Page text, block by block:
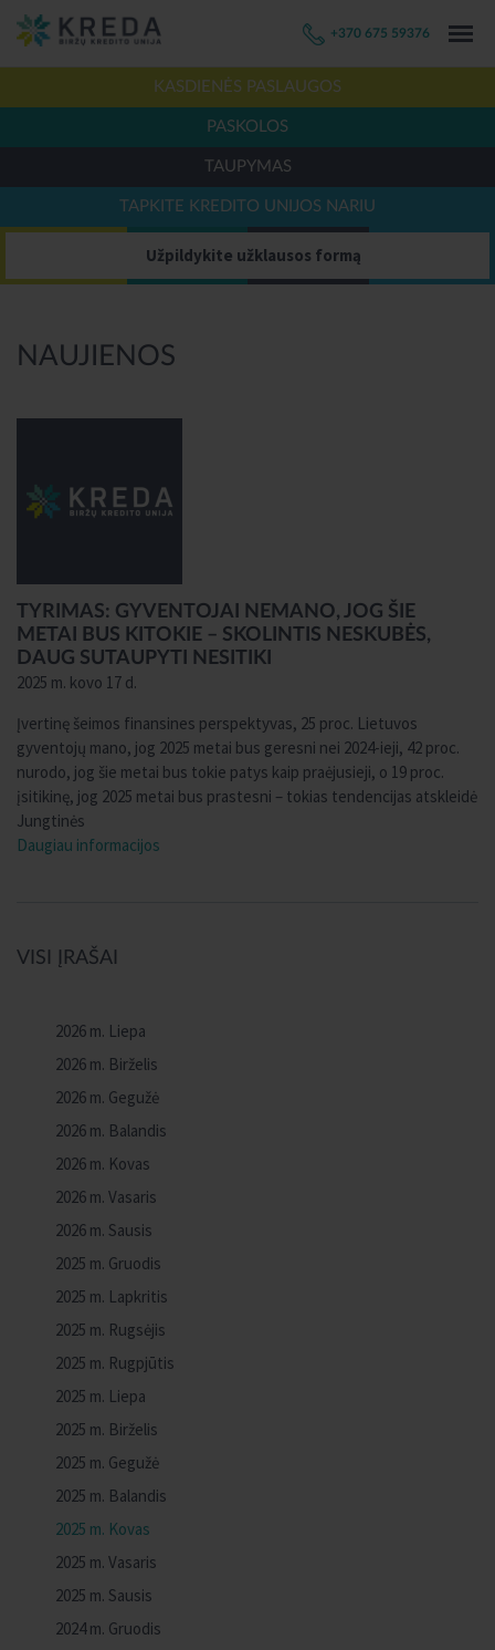
+370 675 59376
KASDIENĖS PASLAUGOS
PASKOLOS
TAUPYMAS
TAPKITE KREDITO UNIJOS NARIU
Užpildykite užklausos formą
NAUJIENOS
TYRIMAS: GYVENTOJAI NEMANO, JOG ŠIE
METAI BUS KITOKIE – SKOLINTIS NESKUBĖS,
DAUG SUTAUPYTI NESITIKI
2025 m. kovo 17 d.
Įvertinę šeimos finansines perspektyvas, 25 proc. Lietuvos
gyventojų mano, jog 2025 metai bus geresni nei 2024-ieji, 42 proc.
nurodo, jog šie metai bus tokie patys kaip praėjusieji, o 19 proc.
įsitikinę, jog 2025 metai bus prastesni – tokias tendencijas atskleidė
Jungtinės
Daugiau informacijos
VISI ĮRAŠAI
2026 m. Liepa
2026 m. Birželis
2026 m. Gegužė
2026 m. Balandis
2026 m. Kovas
2026 m. Vasaris
2026 m. Sausis
2025 m. Gruodis
2025 m. Lapkritis
2025 m. Rugsėjis
2025 m. Rugpjūtis
2025 m. Liepa
2025 m. Birželis
2025 m. Gegužė
2025 m. Balandis
2025 m. Kovas
2025 m. Vasaris
2025 m. Sausis
2024 m. Gruodis